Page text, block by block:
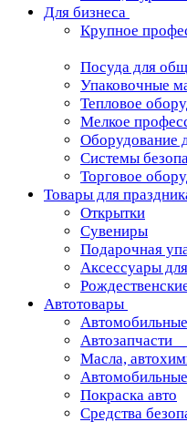
Для бизнеса
Крупное
Посуда для
Упаковочные
Тепловое
Мелкое
Оборудование
Системы
Торговое
Товары для
Открытки
Сувениры
Подарочная
Аксессуары
Автотовары
Автозапчасти
Масла,
Покраска авто
Средства